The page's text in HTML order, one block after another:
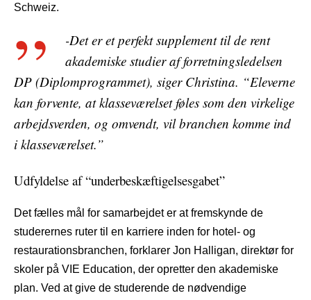
Schweiz.
-Det er et perfekt supplement til de rent
akademiske studier af forretningsledelsen
DP (Diplomprogrammet), siger Christina. “Eleverne
kan forvente, at klasseværelset føles som den virkelige
arbejdsverden, og omvendt, vil branchen komme ind
i klasseværelset.”
Udfyldelse af “underbeskæftigelsesgabet”
Det fælles mål for samarbejdet er at fremskynde de
studerernes ruter til en karriere inden for hotel- og
restaurationsbranchen, forklarer Jon Halligan, direktør for
skoler på VIE Education, der opretter den akademiske
plan. Ved at give de studerende de nødvendige